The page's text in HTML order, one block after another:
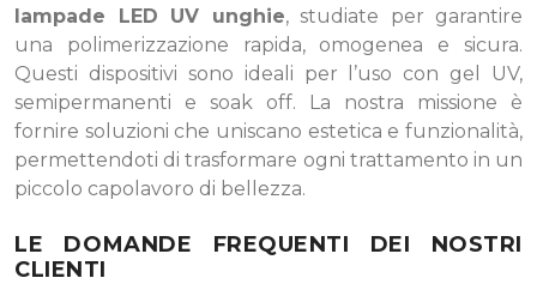
lampade LED UV unghie, studiate per garantire
una polimerizzazione rapida, omogenea e sicura.
Questi dispositivi sono ideali per l’uso con gel UV,
semipermanenti e soak off. La nostra missione è
fornire soluzioni che uniscano estetica e funzionalità,
permettendoti di trasformare ogni trattamento in un
piccolo capolavoro di bellezza.
LE DOMANDE FREQUENTI DEI NOSTRI
CLIENTI